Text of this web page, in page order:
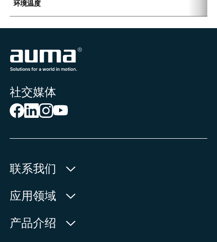
环境温度
社交媒体
联系我们
欧玛执行器(中国)有限公司
人民北路171号
应用领域
水利
产品介绍